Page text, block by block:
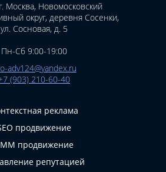
Москва, Новомосковский
округ, деревня Сосенки,
ул. Сосновая, д. 5
Пн-Сб 9:00-19:00
adv124@yandex.ru
(903) 210-60-40
реклама
продвижение
продвижение
репутацией